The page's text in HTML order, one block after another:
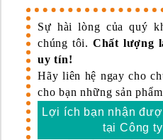
Sự hài lòng của quý
chúng tôi. Chất lượng
uy tín!
Hãy liên hệ ngay cho
cho bạn những sản
Lợi ích bạn nhận
tại Công